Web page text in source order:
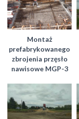
Montaż
prefabrykowanego
zbrojenia przęsło
nawisowe MGP-3